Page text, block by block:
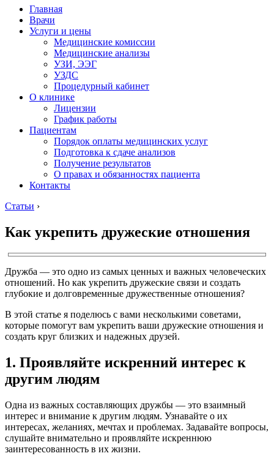
Главная
Врачи
Услуги и цены
Медицинские комиссии
Медицинские анализы
УЗИ, ЭЭГ
УЗДС
Процедурный кабинет
О клинике
Лицензии
График работы
Пациентам
Порядок оплаты медицинских услуг
Подготовка к сдаче анализов
Получение результатов
О правах и обязанностях пациента
Контакты
Статьи ›
Как укрепить дружеские отношения
Дружба — это одно из самых ценных и важных человеческих
отношений. Но как укрепить дружеские связи и создать
глубокие и долговременные дружественные отношения?
В этой статье я поделюсь с вами несколькими советами,
которые помогут вам укрепить ваши дружеские отношения и
создать круг близких и надежных друзей.
1. Проявляйте искренний интерес к
другим людям
Одна из важных составляющих дружбы — это взаимный
интерес и внимание к другим людям. Узнавайте о их
интересах, желаниях, мечтах и проблемах. Задавайте вопросы,
слушайте внимательно и проявляйте искреннюю
заинтересованность в их жизни.